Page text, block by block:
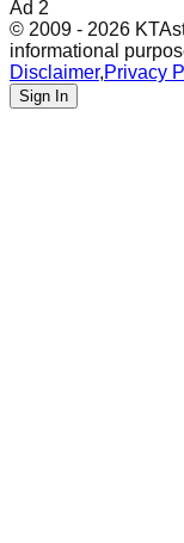
Ad 2
© 2009 - 2026
informational
Disclaimer,Privacy
Sign In